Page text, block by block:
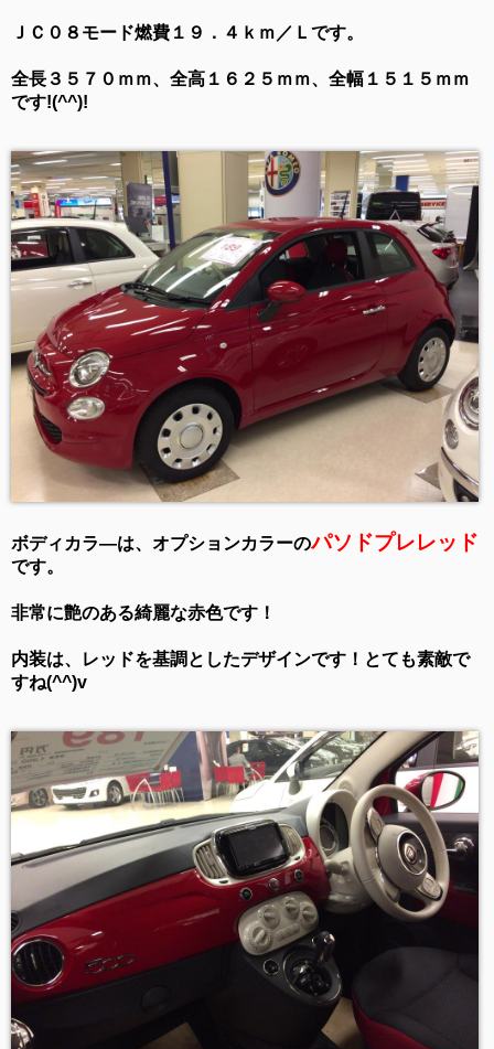
ＪＣ０８モード燃費１９．４ｋｍ／Ｌです。
全長３５７０ｍｍ、全高１６２５ｍｍ、全幅１５１５ｍｍ
です!(^^)!
ボディカラ―は、オプションカラーのパソドプレレッド
です。
非常に艶のある綺麗な赤色です！
内装は、レッドを基調としたデザインです！とても素敵で
すね(^^)v